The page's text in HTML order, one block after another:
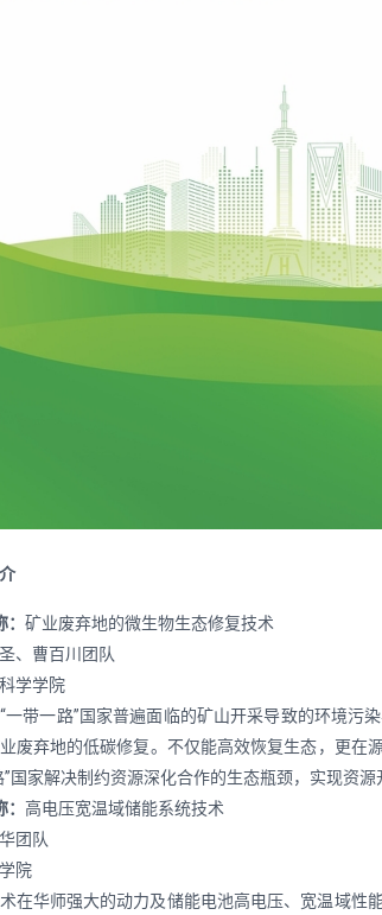
矿业废弃地的微生物生态修复技术
、曹百川团队
学学院
一带一路”国家普遍面临的矿山开采导致的环境污
废弃地的低碳修复。不仅能高效恢复生态，更在
”国家解决制约资源深化合作的生态瓶颈，实现资
高电压宽温域储能系统技术
团队
院
在华师强大的动力及储能电池高电压、宽温域性